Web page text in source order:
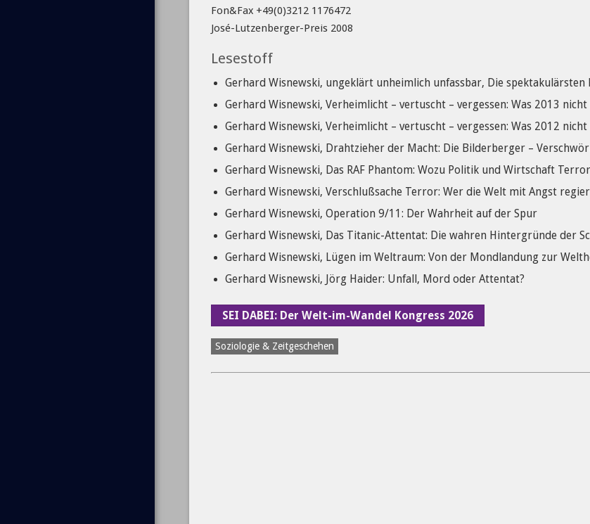
Fon&Fax +49(0)3212 1176472
José-Lutzenberger-Preis 2008
Lesestoff
Gerhard Wisnewski, ungeklärt unheimlich unfassbar, Die
Gerhard Wisnewski, Verheimlicht – vertuscht – vergessen: Was 2013
Gerhard Wisnewski, Verheimlicht – vertuscht – vergessen: Was 2012
Gerhard Wisnewski, Drahtzieher der Macht: Die Bilderberger –
Gerhard Wisnewski, Das RAF Phantom: Wozu Politik und Wirtschaft
Gerhard Wisnewski, Verschlußsache Terror: Wer die Welt mit Angst
Gerhard Wisnewski, Operation 9/11: Der Wahrheit auf der Spur
Gerhard Wisnewski, Das Titanic-Attentat: Die wahren Hintergründe der
Gerhard Wisnewski, Lügen im Weltraum: Von der Mondlandung zur
Gerhard Wisnewski, Jörg Haider: Unfall, Mord oder Attentat?
SEI DABEI: Der Welt-im-Wandel Kongress 2026
Soziologie & Zeitgeschehen